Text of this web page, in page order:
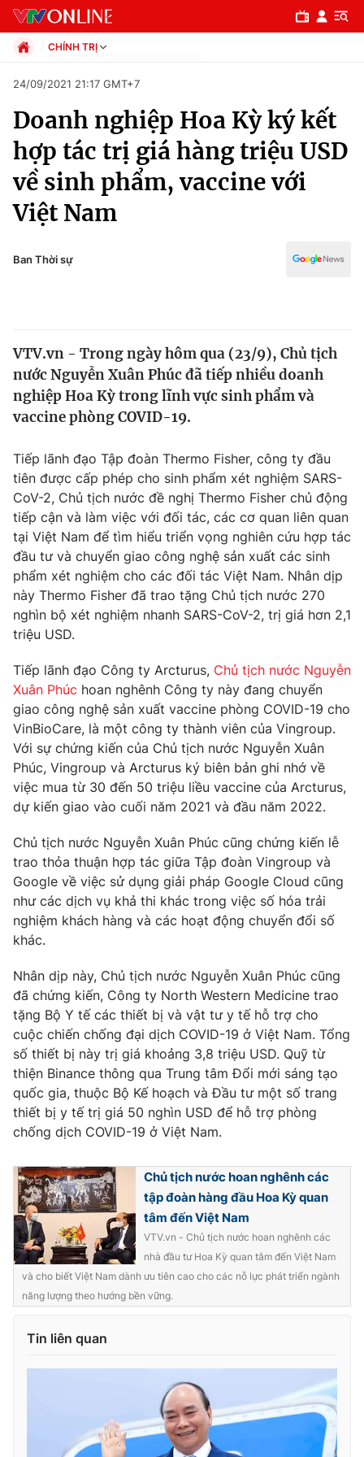
Chuyên mục
Chính trị
Xã hội
Pháp luật
Thế giới
Tin tức
Thế giới đó đây
Câu chuyện quốc tế
Kinh tế
Thị trường
Góc doanh nghiệp
Truyền hình
Phim VTV
Hậu trường
Nhân vật
Khán giả
Giải trí
Điện ảnh
Âm nhạc
Sao
Đời sống
Du lịch
Chất lượng cuộc sống
Giáo dục
Tuyển sinh
Học trực tuyến
Công nghệ
Hitech Công nghệ tương lai
Sản phẩm
Thị trường
Tư vấn
Giao lưu trực tuyến
Lịch phát sóng
Chuyên mục khác
Emagazine Podcast
Photo Infographic
VTV Money VTV Thể thao
VTV Sức khoẻ Bất động sản
Thị trường 24h Tấm lòng Việt
VTV9 VTV8
Liên hệ tòa soạn English
Cơ quan chủ quản:Đài Truyền hình Việt Nam
CHÍNH TRỊ
Xã hội
Pháp luật
Thể thao
Truyền hình
Văn hóa - Giải trí
Y tế
Công nghệ
24/09/2021 21:17 GMT+7
Doanh nghiệp Hoa Kỳ ký kết
hợp tác trị giá hàng triệu USD
về sinh phẩm, vaccine với
Việt Nam
Ban Thời sự
VTV.vn - Trong ngày hôm qua (23/9), Chủ tịch
nước Nguyễn Xuân Phúc đã tiếp nhiều doanh
nghiệp Hoa Kỳ trong lĩnh vực sinh phẩm và
vaccine phòng COVID-19.
Tiếp lãnh đạo Tập đoàn Thermo Fisher, công ty đầu
tiên được cấp phép cho sinh phẩm xét nghiệm SARS-
CoV-2, Chủ tịch nước đề nghị Thermo Fisher chủ động
tiếp cận và làm việc với đối tác, các cơ quan liên quan
tại Việt Nam để tìm hiểu triển vọng nghiên cứu hợp tác
đầu tư và chuyển giao công nghệ sản xuất các sinh
phẩm xét nghiệm cho các đối tác Việt Nam. Nhân dịp
này Thermo Fisher đã trao tặng Chủ tịch nước 270
nghìn bộ xét nghiệm nhanh SARS-CoV-2, trị giá hơn 2,1
triệu USD.
Tiếp lãnh đạo Công ty Arcturus, Chủ tịch nước Nguyễn
Xuân Phúc hoan nghênh Công ty này đang chuyển
giao công nghệ sản xuất vaccine phòng COVID-19 cho
VinBioCare, là một công ty thành viên của Vingroup.
Với sự chứng kiến của Chủ tịch nước Nguyễn Xuân
Phúc, Vingroup và Arcturus ký biên bản ghi nhớ về
việc mua từ 30 đến 50 triệu liều vaccine của Arcturus,
dự kiến giao vào cuối năm 2021 và đầu năm 2022.
Chủ tịch nước Nguyễn Xuân Phúc cũng chứng kiến lễ
trao thỏa thuận hợp tác giữa Tập đoàn Vingroup và
Google về việc sử dụng giải pháp Google Cloud cũng
như các dịch vụ khả thi khác trong việc số hóa trải
nghiệm khách hàng và các hoạt động chuyển đổi số
khác.
Nhân dịp này, Chủ tịch nước Nguyễn Xuân Phúc cũng
đã chứng kiến, Công ty North Western Medicine trao
tặng Bộ Y tế các thiết bị và vật tư y tế hỗ trợ cho
cuộc chiến chống đại dịch COVID-19 ở Việt Nam. Tổng
số thiết bị này trị giá khoảng 3,8 triệu USD. Quỹ từ
thiện Binance thông qua Trung tâm Đổi mới sáng tạo
quốc gia, thuộc Bộ Kế hoạch và Đầu tư một số trang
thiết bị y tế trị giá 50 nghìn USD để hỗ trợ phòng
chống dịch COVID-19 ở Việt Nam.
Chủ tịch nước hoan nghênh các
tập đoàn hàng đầu Hoa Kỳ quan
tâm đến Việt Nam
VTV.vn - Chủ tịch nước hoan nghênh các
nhà đầu tư Hoa Kỳ quan tâm đến Việt Nam
và cho biết Việt Nam dành ưu tiên cao cho các nỗ lực phát triển ngành
năng lượng theo hướng bền vững.
Tin liên quan